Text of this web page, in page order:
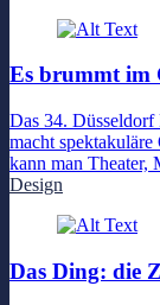
Es brummt im
Das 34.
macht
kann man Theater,
Design
Das Ding: die